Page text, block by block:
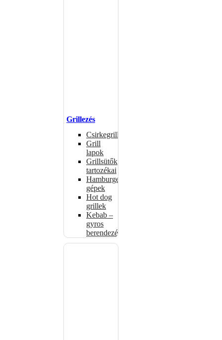
Grillezés
Csirkegrillek
Grill
lapok
Grillsütők
tartozékai
Hamburgerformázó
gépek
Hot dog
grillek
Kebab –
gyros
berendezés